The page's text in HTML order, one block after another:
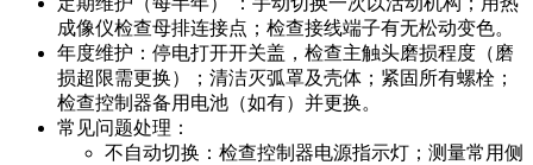
成像仪检查母排连接点；检查接线端子有无松动变色。
年度维护：停电打开开关盖，检查主触头磨损程度（磨
损超限需更换）；清洁灭弧罩及壳体；紧固所有螺栓；
检查控制器备用电池（如有）并更换。
常见问题处理：
不自动切换：检查控制器电源指示灯；测量常用侧